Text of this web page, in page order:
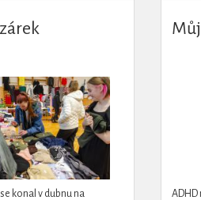
konal v dubnu na
ADHD